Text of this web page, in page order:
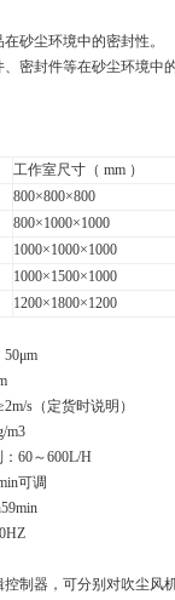
砂尘环境中的密封性。
密封件等在砂尘环境中
工作室尺寸（ mm ）
800×800×800
800×1000×1000
1000×1000×1000
1000×1500×1000
1200×1800×1200
s（定货时说明）
m3
60～600L/H
可调
制器，可分别对吹尘风